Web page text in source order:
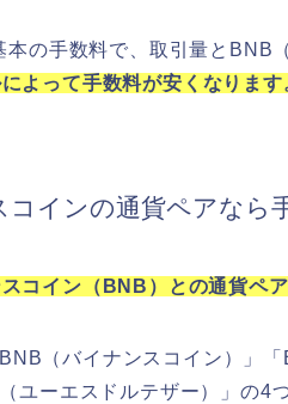
本の手数料で、取引量とBNB
よって手数料が安くなります
コインの通貨ペアなら
コイン（BNB）との通貨ペ
（バイナンスコイン）」
ユーエスドルテザー）」の4